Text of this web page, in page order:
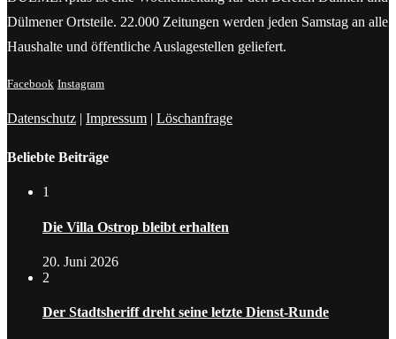
Dülmener Ortsteile. 22.000 Zeitungen werden jeden Samstag an alle
Haushalte und öffentliche Auslagestellen geliefert.
Facebook Instagram
Datenschutz | Impressum | Löschanfrage
Beliebte Beiträge
1
Die Villa Ostrop bleibt erhalten
20. Juni 2026
2
Der Stadtsheriff dreht seine letzte Dienst-Runde